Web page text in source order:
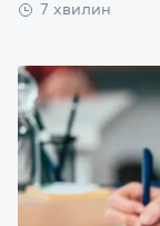
7 хвилин